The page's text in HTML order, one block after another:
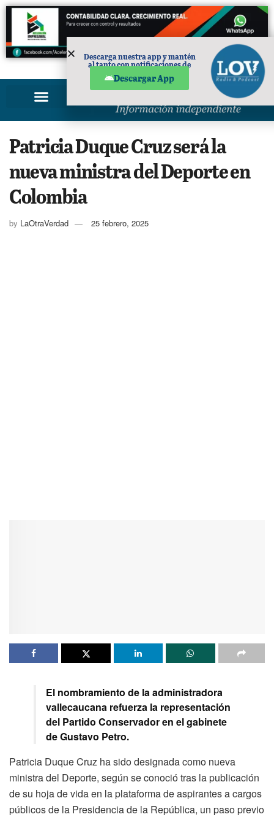
PUBLICIDAD
Patricia Duque Cruz será la
nueva ministra del Deporte en
Colombia
by LaOtraVerdad 25 febrero, 2025
El nombramiento de la administradora
vallecaucana refuerza la representación
del Partido Conservador en el gabinete
de Gustavo Petro.
Patricia Duque Cruz ha sido designada como nueva
ministra del Deporte, según se conoció tras la publicación
de su hoja de vida en la plataforma de aspirantes a cargos
públicos de la Presidencia de la República, un paso previo
Descarga nuestra app y mantén
al tanto con notificaciones de
Descargar App